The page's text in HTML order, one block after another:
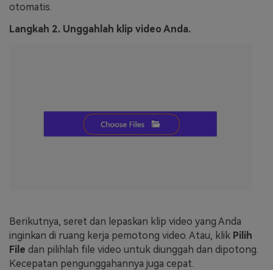
otomatis.
Langkah 2. Unggahlah klip video Anda.
Berikutnya, seret dan lepaskan klip video yang Anda
inginkan di ruang kerja pemotong video. Atau, klik Pilih
File dan pilihlah file video untuk diunggah dan dipotong.
Kecepatan pengunggahannya juga cepat.